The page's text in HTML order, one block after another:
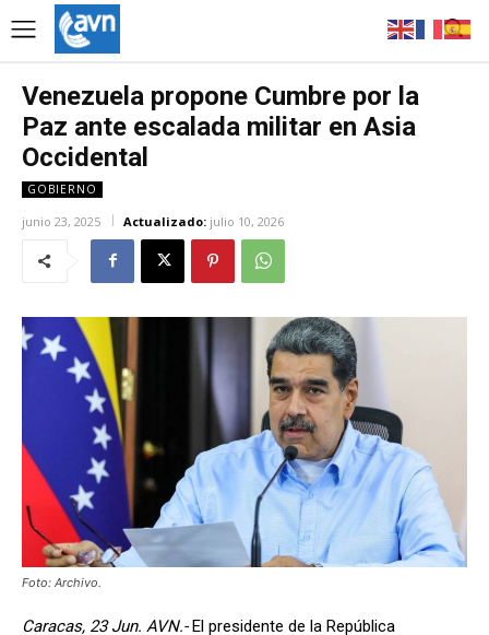
Venezuela propone Cumbre por la
Paz ante escalada militar en Asia
Occidental
GOBIERNO
junio 23, 2025 Actualizado: julio 10, 2026
Foto: Archivo.
Caracas, 23 Jun. AVN.- El presidente de la República